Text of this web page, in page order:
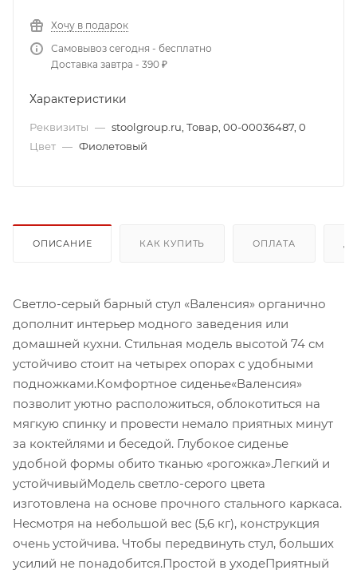
Хочу в подарок
Самовывоз сегодня - бесплатно
Доставка завтра - 390 ₽
Характеристики
Реквизиты — stoolgroup.ru, Товар, 00-00036487, 0
Цвет — Фиолетовый
ОПИСАНИЕ КАК КУПИТЬ ОПЛАТА
Светло-серый барный стул «Валенсия» органично
дополнит интерьер модного заведения или
домашней кухни. Стильная модель высотой 74 см
устойчиво стоит на четырех опорах с удобными
подножками.Комфортное сиденье«Валенсия»
позволит уютно расположиться, облокотиться на
мягкую спинку и провести немало приятных минут
за коктейлями и беседой. Глубокое сиденье
удобной формы обито тканью «рогожка».Легкий и
устойчивыйМодель светло-серого цвета
изготовлена на основе прочного стального каркаса.
Несмотря на небольшой вес (5,6 кг), конструкция
очень устойчива. Чтобы передвинуть стул, больших
усилий не понадобится.Простой в уходеПриятный